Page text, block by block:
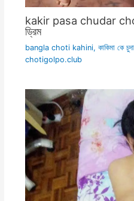
kakir pasa chudar choti
ড্রিম
bangla choti kahini, কাকিমা কে
chotigolpo.club